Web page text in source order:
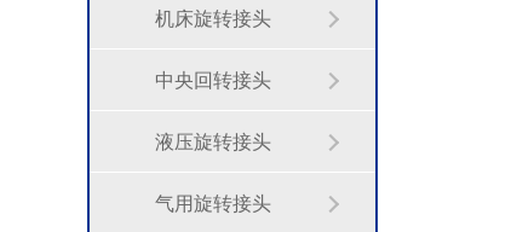
机床旋转接头
中央回转接头
液压旋转接头
气用旋转接头